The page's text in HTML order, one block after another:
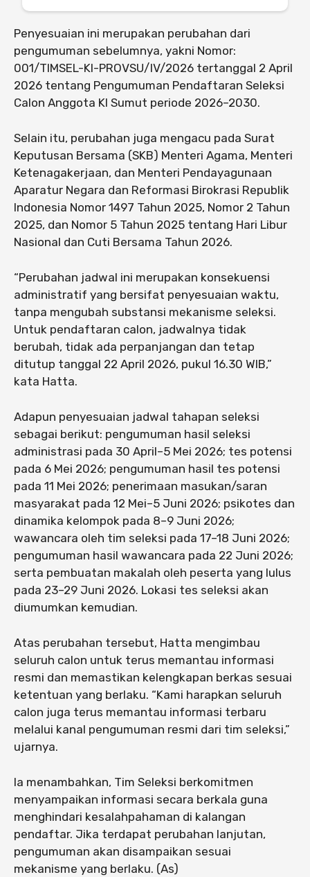
Penyesuaian ini merupakan perubahan dari
pengumuman sebelumnya, yakni Nomor:
001/TIMSEL-KI-PROVSU/IV/2026 tertanggal 2 April
2026 tentang Pengumuman Pendaftaran Seleksi
Calon Anggota KI Sumut periode 2026–2030.
Selain itu, perubahan juga mengacu pada Surat
Keputusan Bersama (SKB) Menteri Agama, Menteri
Ketenagakerjaan, dan Menteri Pendayagunaan
Aparatur Negara dan Reformasi Birokrasi Republik
Indonesia Nomor 1497 Tahun 2025, Nomor 2 Tahun
2025, dan Nomor 5 Tahun 2025 tentang Hari Libur
Nasional dan Cuti Bersama Tahun 2026.
“Perubahan jadwal ini merupakan konsekuensi
administratif yang bersifat penyesuaian waktu,
tanpa mengubah substansi mekanisme seleksi.
Untuk pendaftaran calon, jadwalnya tidak
berubah, tidak ada perpanjangan dan tetap
ditutup tanggal 22 April 2026, pukul 16.30 WIB,”
kata Hatta.
Adapun penyesuaian jadwal tahapan seleksi
sebagai berikut: pengumuman hasil seleksi
administrasi pada 30 April–5 Mei 2026; tes potensi
pada 6 Mei 2026; pengumuman hasil tes potensi
pada 11 Mei 2026; penerimaan masukan/saran
masyarakat pada 12 Mei–5 Juni 2026; psikotes dan
dinamika kelompok pada 8–9 Juni 2026;
wawancara oleh tim seleksi pada 17–18 Juni 2026;
pengumuman hasil wawancara pada 22 Juni 2026;
serta pembuatan makalah oleh peserta yang lulus
pada 23–29 Juni 2026. Lokasi tes seleksi akan
diumumkan kemudian.
Atas perubahan tersebut, Hatta mengimbau
seluruh calon untuk terus memantau informasi
resmi dan memastikan kelengkapan berkas sesuai
ketentuan yang berlaku. “Kami harapkan seluruh
calon juga terus memantau informasi terbaru
melalui kanal pengumuman resmi dari tim seleksi,”
ujarnya.
Ia menambahkan, Tim Seleksi berkomitmen
menyampaikan informasi secara berkala guna
menghindari kesalahpahaman di kalangan
pendaftar. Jika terdapat perubahan lanjutan,
pengumuman akan disampaikan sesuai
mekanisme yang berlaku. (As)